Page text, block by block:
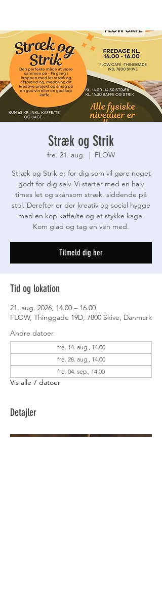
Stræk og Strik
fre. 21. aug.
  |
FLOW
Stræk og Strik er for dig som vil gøre noget
godt for dig selv. Vi starter med en halv
times let og skånsom stræk, siddende på
stol. Derefter er der kreativ og social hygge
med en kop kaffe/te og et stykke kage.
Kom glad og tag en ven med.
Tilmeld dig her
Tid og lokation
21. aug. 2026, 14.00 – 16.00
FLOW, Thinggade 19D, 7800 Skive, Danmark
Andre datoer
fre. 14. aug., 14.00
fre. 28. aug., 14.00
fre. 04. sep., 14.00
Vis alle 7 datoer
Detajler